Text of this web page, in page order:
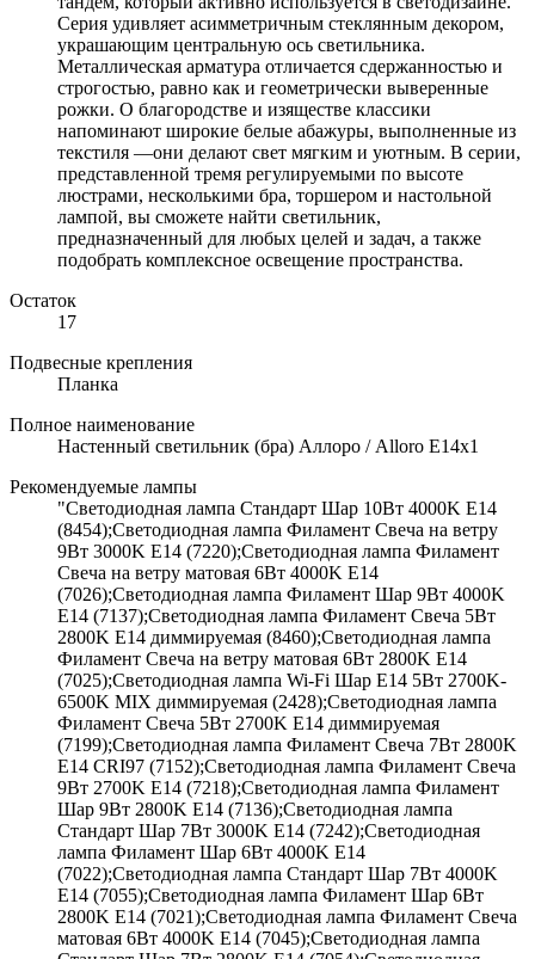
Серия удивляет асимметричным стеклянным декором,
украшающим центральную ось светильника.
Металлическая арматура отличается сдержанностью и
строгостью, равно как и геометрически выверенные
рожки. О благородстве и изяществе классики
напоминают широкие белые абажуры, выполненные из
текстиля —они делают свет мягким и уютным. В серии,
представленной тремя регулируемыми по высоте
люстрами, несколькими бра, торшером и настольной
лампой, вы сможете найти светильник,
предназначенный для любых целей и задач, а также
подобрать комплексное освещение пространства.
Остаток
17
Подвесные крепления
Планка
Полное наименование
Настенный светильник (бра) Аллоро / Alloro E14х1
Рекомендуемые лампы
"Светодиодная лампа Стандарт Шар 10Вт 4000K E14
(8454);Светодиодная лампа Филамент Свеча на ветру
9Вт 3000K E14 (7220);Светодиодная лампа Филамент
Свеча на ветру матовая 6Вт 4000K E14
(7026);Светодиодная лампа Филамент Шар 9Вт 4000K
E14 (7137);Светодиодная лампа Филамент Свеча 5Вт
2800K E14 диммируемая (8460);Светодиодная лампа
Филамент Свеча на ветру матовая 6Вт 2800K E14
(7025);Светодиодная лампа Wi-Fi Шар E14 5Вт 2700K-
6500K MIX диммируемая (2428);Светодиодная лампа
Филамент Свеча 5Вт 2700K E14 диммируемая
(7199);Светодиодная лампа Филамент Свеча 7Вт 2800K
E14 CRI97 (7152);Светодиодная лампа Филамент Свеча
9Вт 2700K E14 (7218);Светодиодная лампа Филамент
Шар 9Вт 2800K E14 (7136);Светодиодная лампа
Стандарт Шар 7Вт 3000K E14 (7242);Светодиодная
лампа Филамент Шар 6Вт 4000K E14
(7022);Светодиодная лампа Стандарт Шар 7Вт 4000K
E14 (7055);Светодиодная лампа Филамент Шар 6Вт
2800K E14 (7021);Светодиодная лампа Филамент Свеча
матовая 6Вт 4000K E14 (7045);Светодиодная лампа